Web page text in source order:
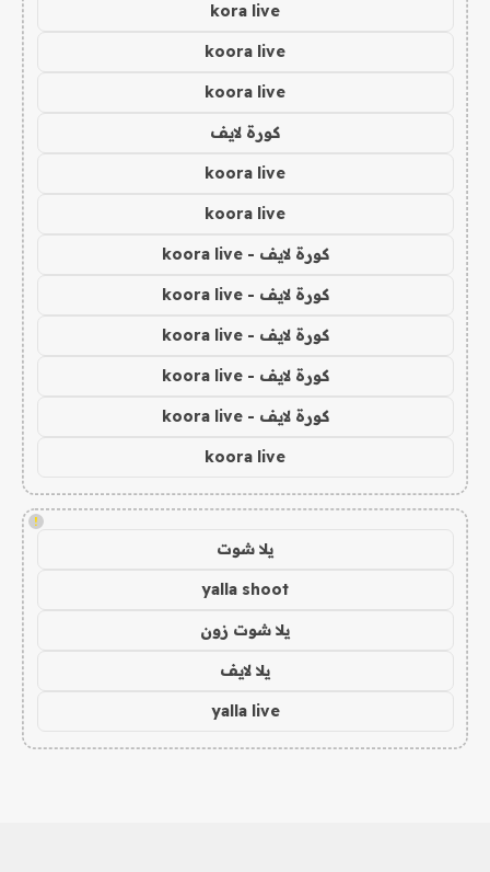
kora live
koora live
koora live
كورة لايف
koora live
koora live
كورة لايف - koora live
كورة لايف - koora live
كورة لايف - koora live
كورة لايف - koora live
كورة لايف - koora live
koora live
!
يلا شوت
yalla shoot
يلا شوت زون
يلا لايف
yalla live